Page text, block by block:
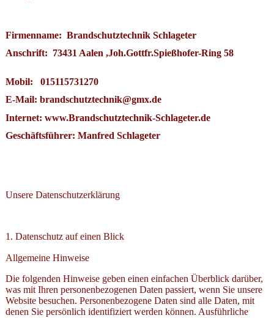
Firmenname: Brandschutztechnik Schlageter
Anschrift: 73431 Aalen ,Joh.Gottfr.Spießhofer-Ring 58
Mobil: 015115731270
E-Mail: brandschutztechnik@gmx.de
Internet: www.Brandschutztechnik-Schlageter.de
Geschäftsführer: Manfred Schlageter
Unsere Datenschutzerklärung
1. Datenschutz auf einen Blick
Allgemeine Hinweise
Die folgenden Hinweise geben einen einfachen Überblick darüber,
was mit Ihren personenbezogenen Daten passiert, wenn Sie unsere
Website besuchen. Personenbezogene Daten sind alle Daten, mit
denen Sie persönlich identifiziert werden können. Ausführliche